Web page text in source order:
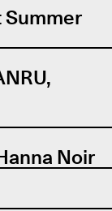
Summer
Noir